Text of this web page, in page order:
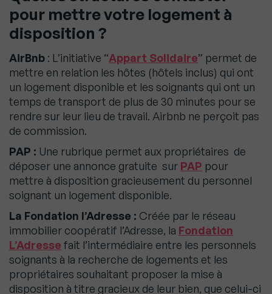
pour mettre votre logement à
disposition ?
AirBnb : L’initiative “Appart Solidaire” permet de
mettre en relation les hôtes (hôtels inclus) qui ont
un logement disponible et les soignants qui ont un
temps de transport de plus de 30 minutes pour se
rendre sur leur lieu de travail. Airbnb ne perçoit pas
de commission.
PAP : Une rubrique permet aux propriétaires de
déposer une annonce gratuite sur PAP pour
mettre à disposition gracieusement du personnel
soignant un logement disponible.
La Fondation l’Adresse : Créée par le réseau
immobilier coopératif l’Adresse, la Fondation
L’Adresse fait l’intermédiaire entre les personnels
soignants à la recherche de logements et les
propriétaires souhaitant proposer la mise à
disposition à titre gracieux de leur bien, que celui-ci